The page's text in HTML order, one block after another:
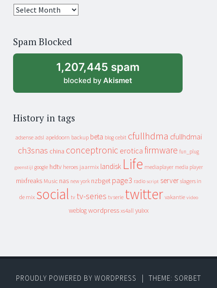
25
archive
Spam Blocked
1,207,445 spam
blocked by Akismet
History in tags
adsense adsl apeldoorn backup beta blog cebit cfullhdma cfullhdmai
ch3snas china conceptronic erotica firmware fun_plug
geenstijl google hdtv heroes jaarmix landisk Life mediaplayer media player
mixfreaks Music nas new york nzbget page3 radio script server slagers in
de mix social tv tv-series tv serie twitter vakantie video
weblog wordpress xs4all yuixx
PROUDLY POWERED BY WORDPRESS
THEME: SORBET